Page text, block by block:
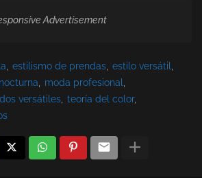
Advertisement
estilismo de prendas estilo versátil
moda profesional
versátiles teoría del color